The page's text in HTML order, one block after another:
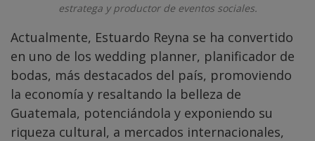
estratega y productor de eventos sociales.
Actualmente, Estuardo Reyna se ha convertido
en uno de los wedding planner, planificador de
bodas, más destacados del país, promoviendo
la economía y resaltando la belleza de
Guatemala, potenciándola y exponiendo su
riqueza cultural, a mercados internacionales,